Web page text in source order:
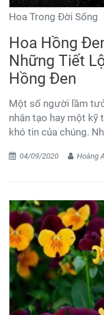
Hoa Trong Đời Sống
Hoa Hồng
Những Tiết
Hồng Đen
Một số người lầm
nhân tạo hay một kỹ
khó tin của chúng.
04/09/2020 Hoàng